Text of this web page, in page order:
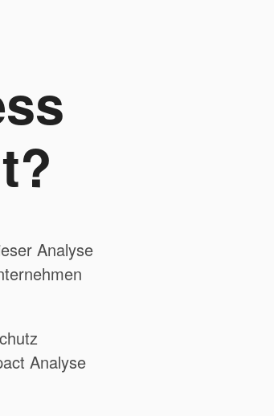
Analyse
Analyse